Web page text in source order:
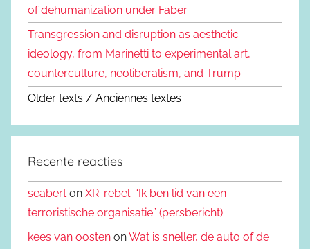
of dehumanization under Faber
Transgression and disruption as aesthetic
ideology, from Marinetti to experimental art,
counterculture, neoliberalism, and Trump
Older texts / Anciennes textes
Recente reacties
seabert on XR-rebel: “Ik ben lid van een
terroristische organisatie” (persbericht)
kees van oosten onWat is sneller, de auto of de